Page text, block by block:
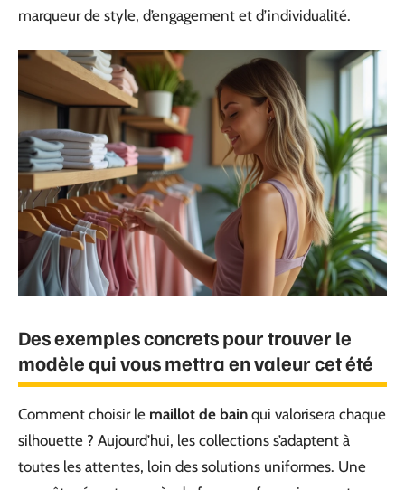
marqueur de style, d’engagement et d’individualité.
Des exemples concrets pour trouver le
modèle qui vous mettra en valeur cet été
Comment choisir le maillot de bain qui valorisera chaque
silhouette ? Aujourd’hui, les collections s’adaptent à
toutes les attentes, loin des solutions uniformes. Une